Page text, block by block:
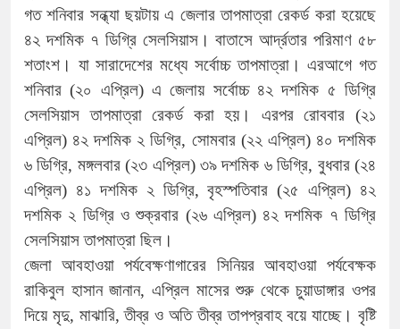
গত শনিবার সন্ধ্যা ছয়টায় এ জেলার তাপমাত্রা রেকর্ড করা হয়েছে
৪২ দশমিক ৭ ডিগ্রি সেলসিয়াস। বাতাসে আর্দ্রতার পরিমাণ ৫৮
শতাংশ। যা সারাদেশের মধ্যে সর্বোচ্চ তাপমাত্রা। এরআগে গত
শনিবার (২০ এপ্রিল) এ জেলায় সর্বোচ্চ ৪২ দশমিক ৫ ডিগ্রি
সেলসিয়াস তাপমাত্রা রেকর্ড করা হয়। এরপর রোববার (২১
এপ্রিল) ৪২ দশমিক ২ ডিগ্রি, সোমবার (২২ এপ্রিল) ৪০ দশমিক
৬ ডিগ্রি, মঙ্গলবার (২৩ এপ্রিল) ৩৯ দশমিক ৬ ডিগ্রি, বুধবার (২৪
এপ্রিল) ৪১ দশমিক ২ ডিগ্রি, বৃহস্পতিবার (২৫ এপ্রিল) ৪২
দশমিক ২ ডিগ্রি ও শুক্রবার (২৬ এপ্রিল) ৪২ দশমিক ৭ ডিগ্রি
সেলসিয়াস তাপমাত্রা ছিল।
জেলা আবহাওয়া পর্যবেক্ষণাগারের সিনিয়র আবহাওয়া পর্যবেক্ষক
রাকিবুল হাসান জানান, এপ্রিল মাসের শুরু থেকে চুয়াডাঙ্গার ওপর
দিয়ে মৃদু, মাঝারি, তীব্র ও অতি তীব্র তাপপ্রবাহ বয়ে যাচ্ছে। বৃষ্টি